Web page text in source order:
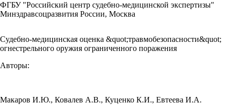
ФГБУ "Российский центр судебно-медицинской экспертизы"
Минздравсоцразвития России, Москва
Судебно-медицинская оценка &quot;травмобезопасности&quot;
огнестрельного оружия ограниченного поражения
Авторы:
Макаров И.Ю., Ковалев А.В., Куценко К.И., Евтеева И.А.